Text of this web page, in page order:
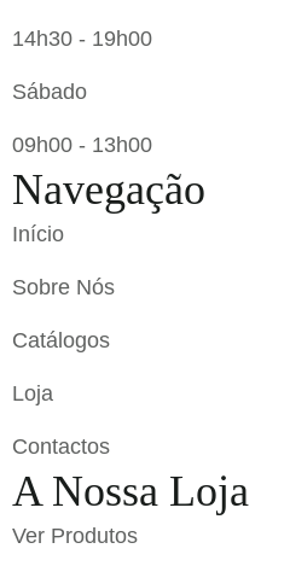
14h30 - 19h00
Sábado
09h00 - 13h00
Navegação
Início
Sobre Nós
Catálogos
Loja
Contactos
A Nossa Loja
Ver Produtos